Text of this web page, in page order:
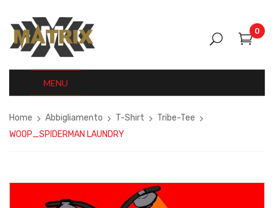
0
MENU
Home Abbigliamento T-Shirt
Tribe-Tee
WOOP_SPIDERMAN LAUNDRY